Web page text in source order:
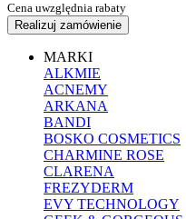
Cena uwzględnia rabaty
Realizuj zamówienie
MARKI
ALKMIE
ACNEMY
ARKANA
BANDI
BOSKO COSMETICS
CHARMINE ROSE
CLARENA
FREZYDERM
EVY TECHNOLOGY